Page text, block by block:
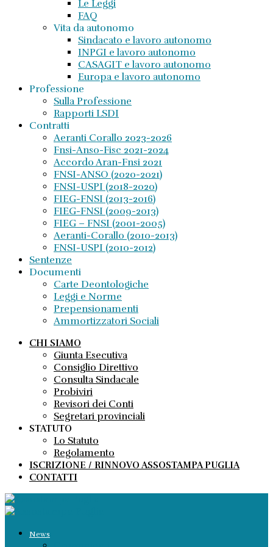
Le Leggi
FAQ
Vita da autonomo
Sindacato e lavoro autonomo
INPGI e lavoro autonomo
CASAGIT e lavoro autonomo
Europa e lavoro autonomo
Professione
Sulla Professione
Rapporti LSDI
Contratti
Aeranti Corallo 2023-2026
Fnsi-Anso-Fisc 2021-2024
Accordo Aran-Fnsi 2021
FNSI-ANSO (2020-2021)
FNSI-USPI (2018-2020)
FIEG-FNSI (2013-2016)
FIEG-FNSI (2009-2013)
FIEG – FNSI (2001-2005)
Aeranti-Corallo (2010-2013)
FNSI-USPI (2010-2012)
Sentenze
Documenti
Carte Deontologiche
Leggi e Norme
Prepensionamenti
Ammortizzatori Sociali
CHI SIAMO
Giunta Esecutiva
Consiglio Direttivo
Consulta Sindacale
Probiviri
Revisori dei Conti
Segretari provinciali
STATUTO
Lo Statuto
Regolamento
ISCRIZIONE / RINNOVO ASSOSTAMPA PUGLIA
CONTATTI
News